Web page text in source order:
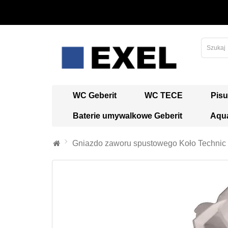
WC Geberit WC TECE
Baterie umywalkowe Geberit
Gniazdo zaworu spustowego Koło